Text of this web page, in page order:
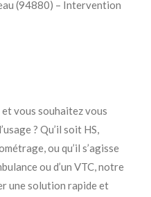
(94880) – Intervention
vous souhaitez vous
? Qu’il soit HS,
ou qu’il s’agisse
ou d’un VTC, notre
une solution rapide et